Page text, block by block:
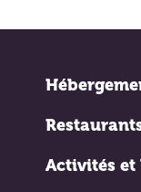
Activités et